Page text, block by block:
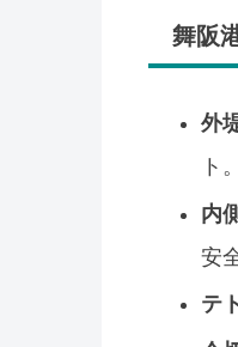
舞阪
外
ト
内
安
テ